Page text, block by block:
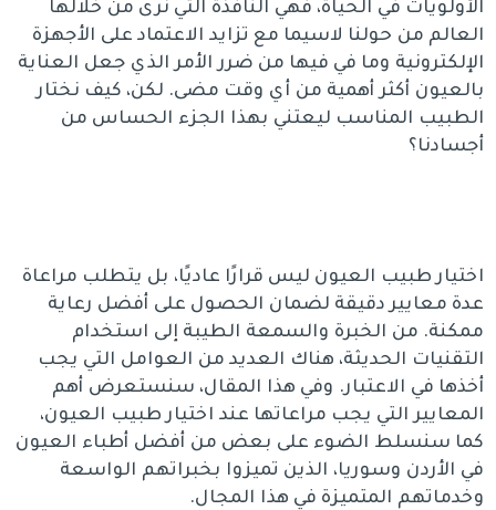
الأولويات في الحياة، فهي النافذة التي نرى من خلالها
العالم من حولنا لاسيما مع تزايد الاعتماد على الأجهزة
الإلكترونية وما في فيها من ضرر الأمر الذي جعل العناية
بالعيون أكثر أهمية من أي وقت مضى. لكن، كيف نختار
الطبيب المناسب ليعتني بهذا الجزء الحساس من
أجسادنا؟
اختيار طبيب العيون ليس قرارًا عاديًا، بل يتطلب مراعاة
عدة معايير دقيقة لضمان الحصول على أفضل رعاية
ممكنة. من الخبرة والسمعة الطيبة إلى استخدام
التقنيات الحديثة، هناك العديد من العوامل التي يجب
أخذها في الاعتبار. وفي هذا المقال، سنستعرض أهم
المعايير التي يجب مراعاتها عند اختيار طبيب العيون،
كما سنسلط الضوء على بعض من أفضل أطباء العيون
في الأردن وسوريا، الذين تميزوا بخبراتهم الواسعة
وخدماتهم المتميزة في هذا المجال.